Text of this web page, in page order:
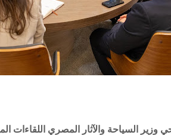
السياحة والآثار المصري اللقاءات